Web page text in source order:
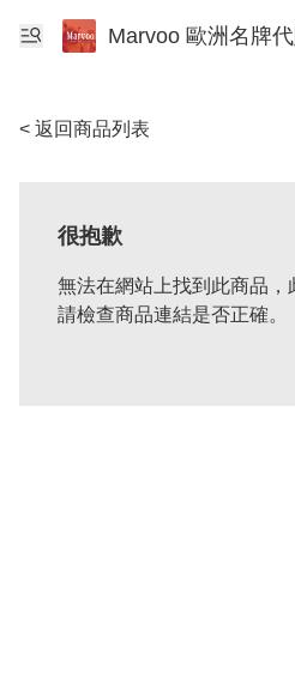
Marvoo 歐洲名牌
< 返回商品列表
很抱歉
無法在網站上找到此商品，
請檢查商品連結是否正確。